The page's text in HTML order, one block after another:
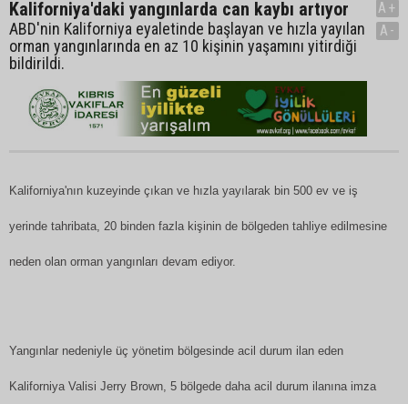
Kaliforniya'daki yangınlarda can kaybı artıyor
ABD'nin Kaliforniya eyaletinde başlayan ve hızla yayılan
orman yangınlarında en az 10 kişinin yaşamını yitirdiği
bildirildi.
A+
A-
Kaliforniya'nın kuzeyinde çıkan ve hızla yayılarak bin 500 ev ve iş
yerinde tahribata, 20 binden fazla kişinin de bölgeden tahliye edilmesine
neden olan orman yangınları devam ediyor.
Yangınlar nedeniyle üç yönetim bölgesinde acil durum ilan eden
Kaliforniya Valisi Jerry Brown, 5 bölgede daha acil durum ilanına imza